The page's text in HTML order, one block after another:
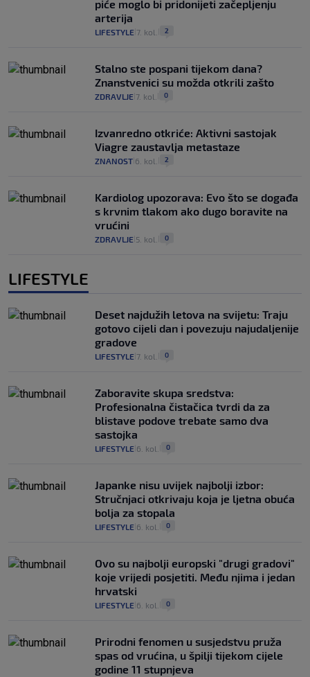
piće moglo bi pridonijeti začepljenju
arterija
LIFESTYLE 7. kol. 2
Stalno ste pospani tijekom dana?
Znanstvenici su možda otkrili zašto
ZDRAVLJE 7. kol. 0
Izvanredno otkriće: Aktivni sastojak
Viagre zaustavlja metastaze
ZNANOST 6. kol. 2
Kardiolog upozorava: Evo što se događa
s krvnim tlakom ako dugo boravite na
vrućini
ZDRAVLJE 5. kol. 0
LIFESTYLE
Deset najdužih letova na svijetu: Traju
gotovo cijeli dan i povezuju najudaljenije
gradove
LIFESTYLE 7. kol. 0
Zaboravite skupa sredstva:
Profesionalna čistačica tvrdi da za
blistave podove trebate samo dva
sastojka
LIFESTYLE 6. kol. 0
Japanke nisu uvijek najbolji izbor:
Stručnjaci otkrivaju koja je ljetna obuća
bolja za stopala
LIFESTYLE 6. kol. 0
Ovo su najbolji europski "drugi gradovi"
koje vrijedi posjetiti. Među njima i jedan
hrvatski
LIFESTYLE 6. kol. 0
Prirodni fenomen u susjedstvu pruža
spas od vrućina, u špilji tijekom cijele
godine 11 stupnjeva